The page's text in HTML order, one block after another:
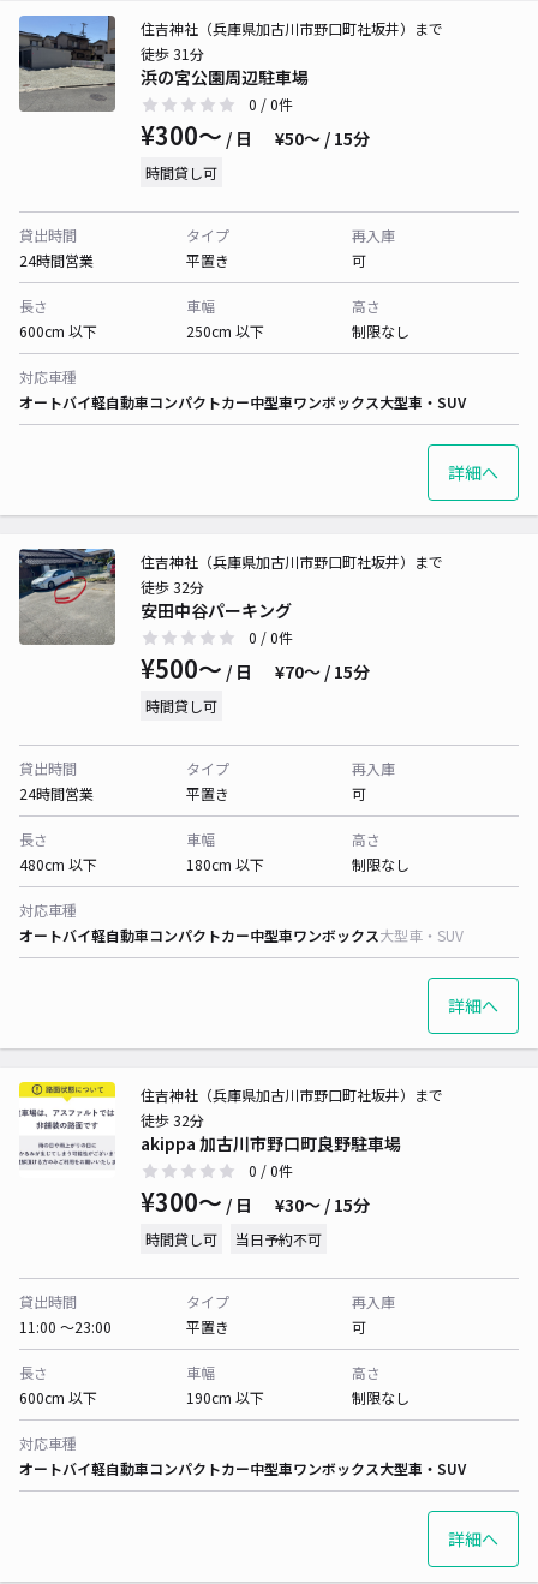
浜の宮公園周辺駐車場
住吉神社（兵庫県加古川市野口町社坂井）まで
徒歩 31分
0 / 0件
¥300〜 / 日 ¥50〜 / 15分
時間貸し可
貸出時間
24時間営業
タイプ
平置き
再入庫
可
長さ
600cm 以下
車幅
250cm 以下
高さ
制限なし
対応車種
オートバイ軽自動車コンパクトカー中型車ワンボックス大型車・SUV
詳細へ
安田中谷パーキング
住吉神社（兵庫県加古川市野口町社坂井）まで
徒歩 32分
0 / 0件
¥500〜 / 日 ¥70〜 / 15分
時間貸し可
貸出時間
24時間営業
タイプ
平置き
再入庫
可
長さ
480cm 以下
車幅
180cm 以下
高さ
制限なし
対応車種
オートバイ軽自動車コンパクトカー中型車ワンボックス大型車・SUV
詳細へ
akippa 加古川市野口町良野駐車場
住吉神社（兵庫県加古川市野口町社坂井）まで
徒歩 32分
0 / 0件
¥300〜 / 日 ¥30〜 / 15分
時間貸し可 当日予約不可
貸出時間
11:00 〜23:00
タイプ
平置き
再入庫
可
長さ
600cm 以下
車幅
190cm 以下
高さ
制限なし
対応車種
オートバイ軽自動車コンパクトカー中型車ワンボックス大型車・SUV
詳細へ